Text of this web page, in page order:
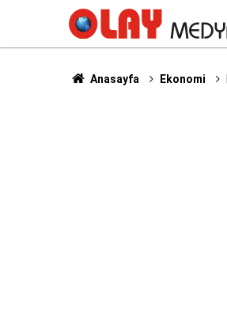
Anasayfa Ekonomi